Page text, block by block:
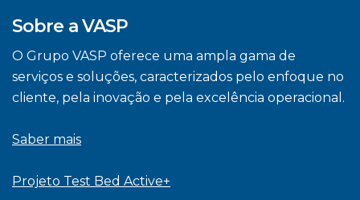
Sobre a VASP
O Grupo VASP oferece uma ampla gama de
serviços e soluções, caracterizados pelo enfoque no
cliente, pela inovação e pela excelência operacional.
Saber mais
Projeto Test Bed Active+